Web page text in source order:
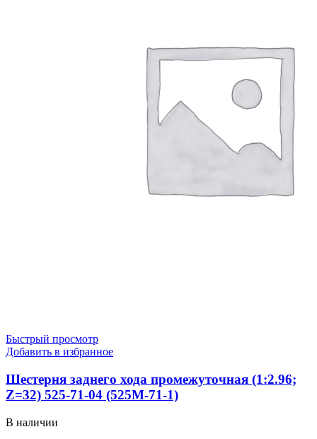
Быстрый просмотр
Добавить в избранное
Шестерня заднего хода промежуточная (1:2.96;
Z=32) 525-71-04 (525М-71-1)
В наличии